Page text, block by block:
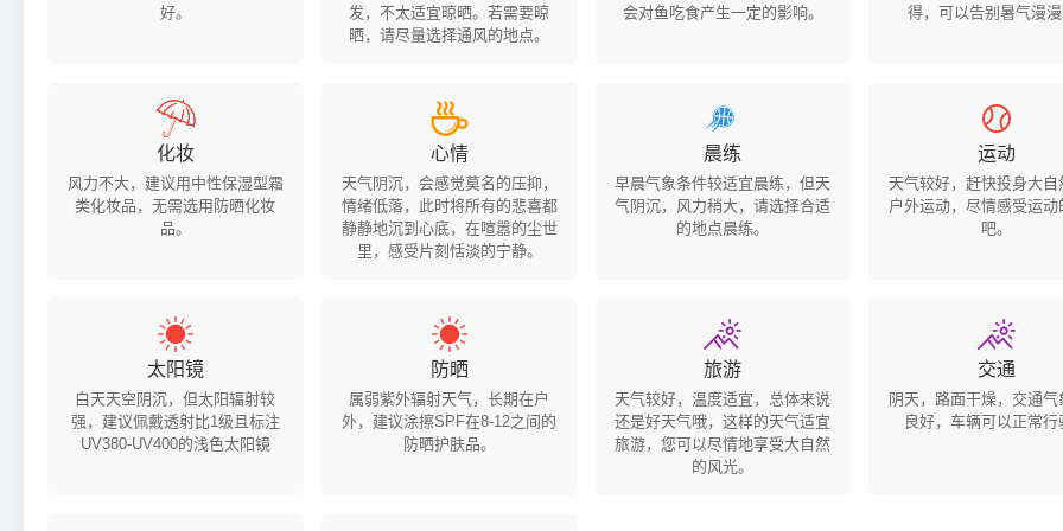
好。
发，不太适宜晾晒。若需要晾
晒，请尽量选择通风的地点。
会对鱼吃食产生一定的影响。 得，可以告别暑气漫

化妆
风力不大，建议用中性保湿型霜
类化妆品，无需选用防晒化妆
品。

心情
天气阴沉，会感觉莫名的压抑，
情绪低落，此时将所有的悲喜都
静静地沉到心底，在喧嚣的尘世
里，感受片刻恬淡的宁静。

晨练
早晨气象条件较适宜晨练，但天
气阴沉，风力稍大，请选择合适
的地点晨练。

运动
天气较好，赶快投身大自
户外运动，尽情感受运动
吧。

太阳镜
白天天空阴沉，但太阳辐射较
强，建议佩戴透射比1级且标注
UV380-UV400的浅色太阳镜

防晒
属弱紫外辐射天气，长期在户
外，建议涂擦SPF在8-12之间的
防晒护肤品。

旅游
天气较好，温度适宜，总体来说
还是好天气哦，这样的天气适宜
旅游，您可以尽情地享受大自然
的风光。

交通
阴天，路面干燥，交通气
良好，车辆可以正常行